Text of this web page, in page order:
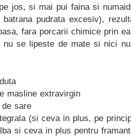
jos, si mai pui faina si
batrana pudrata excesiv),
fara porcarii chimice prin
nu se lipeste de mate si nici
masline extravirgin
sare
(si ceva in plus, pe
si ceva in plus pentru